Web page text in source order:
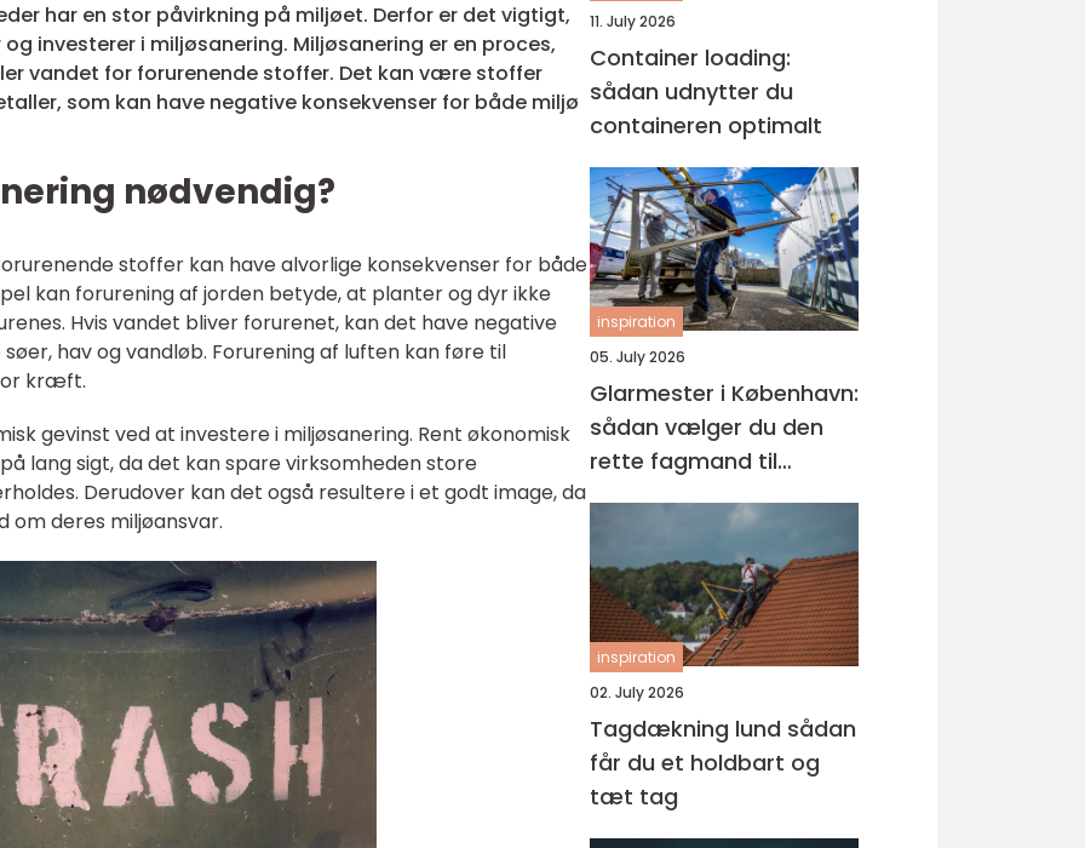
har en stor påvirkning på miljøet. Derfor er det vigtigt,
investerer i miljøsanering. Miljøsanering er en proces,
vandet for forurenende stoffer. Det kan være stoffer
som kan have negative konsekvenser for både miljø
nødvendig?
stoffer kan have alvorlige konsekvenser for både
kan forurening af jorden betyde, at planter og dyr ikke
Hvis vandet bliver forurenet, kan det have negative
hav og vandløb. Forurening af luften kan føre til
kræft.
gevinst ved at investere i miljøsanering. Rent økonomisk
lang sigt, da det kan spare virksomheden store
Derudover kan det også resultere i et godt image, da
om deres miljøansvar.
11. July 2026
Container loading:
sådan udnytter du
containeren optimalt
inspiration
05. July 2026
Glarmester i København:
sådan vælger du den
rette fagmand til
glasopgaver
inspiration
02. July 2026
Tagdækning lund sådan
får du et holdbart og
tæt tag